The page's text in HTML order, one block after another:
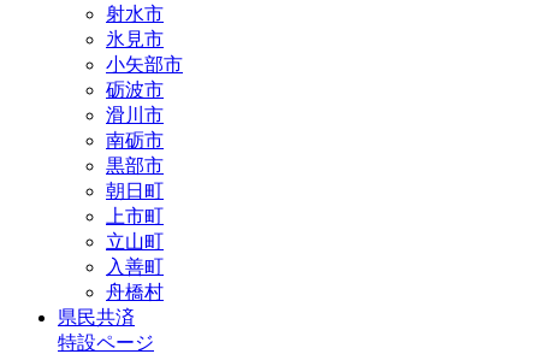
射水市
氷見市
小矢部市
砺波市
滑川市
南砺市
黒部市
朝日町
上市町
立山町
入善町
舟橋村
県民共済
特設ページ